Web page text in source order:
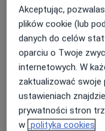
Zobacz galerię (4)
Akceptując,
plików cookie (lub
danych do celów
oparciu o Twoje
internetowych. W
zaktualizować swoje
ustawieniach
prywatności stron
w polityka cookies